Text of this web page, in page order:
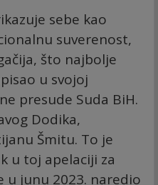
sebe kao
suverenost,
što najbolje
u svojoj
presude Suda BiH.
Dodika,
Šmitu. To je
u toj apelaciji za
u junu 2023. naredio